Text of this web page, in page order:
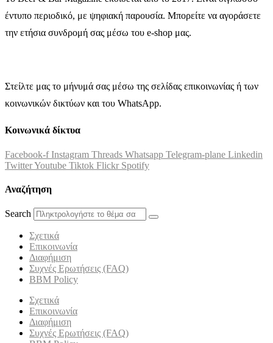
έντυπο περιοδικό, με ψηφιακή παρουσία. Μπορείτε να αγοράσετε
την ετήσια συνδρομή σας μέσω του e-shop μας.
Στείλτε μας το μήνυμά σας μέσω της σελίδας επικοινωνίας ή των
κοινωνικών δικτύων και του WhatsApp.
Κοινωνικά δίκτυα
Facebook-f Instagram Threads Whatsapp Telegram-plane Linkedin
TwitterYoutube Tiktok Flickr Spotify
Αναζήτηση
Search
Σχετικά
Επικοινωνία
Διαφήμιση
Συχνές Ερωτήσεις (FAQ)
BBM Policy
Σχετικά
Επικοινωνία
Διαφήμιση
Συχνές Ερωτήσεις (FAQ)